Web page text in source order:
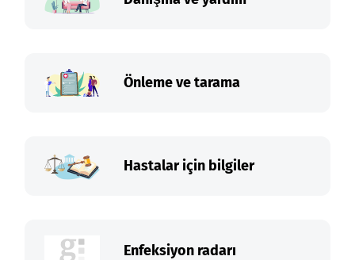
Önleme ve tarama
Hastalar için bilgiler
Enfeksiyon radarı